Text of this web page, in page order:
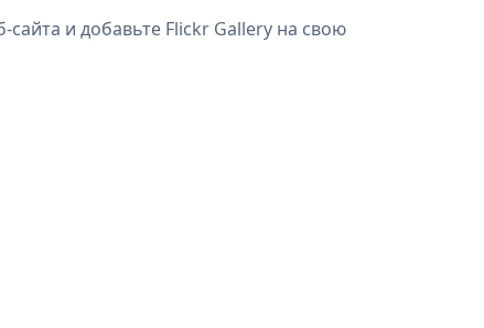
и добавьте Flickr Gallery на свою